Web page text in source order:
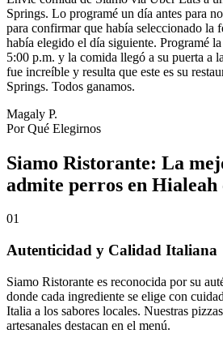
Springs. Lo programé un día antes para
para confirmar que había seleccionado la
había elegido el día siguiente. Programé
5:00 p.m. y la comida llegó a su puerta a
fue increíble y resulta que este es su
Springs. Todos ganamos.
Magaly P.
Por Qué Elegirnos
Siamo Ristorante: La
admite perros en Hialeah
01
Autenticidad y Calidad Italiana
Siamo Ristorante es reconocida por su
donde cada ingrediente se elige con
Italia a los sabores locales. Nuestras
artesanales destacan en el menú.